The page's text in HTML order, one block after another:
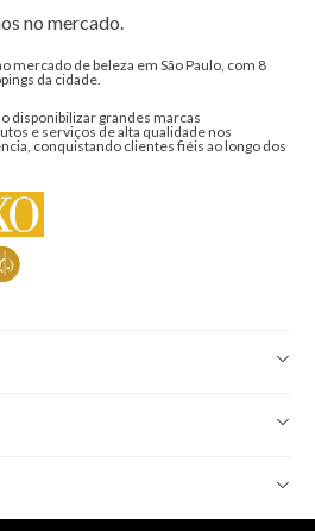
no mercado.
mercado de beleza em São Paulo, com 8
da cidade.
disponibilizar grandes marcas
e serviços de alta qualidade nos
conquistando clientes fiéis ao longo dos